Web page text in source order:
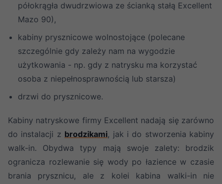
półokrągła dwudrzwiowa ze ścianką stałą Excellent
Mazo 90),
kabiny prysznicowe wolnostojące (polecane
szczególnie gdy zależy nam na wygodzie
użytkowania - np. gdy z natrysku ma korzystać
osoba z niepełnosprawnością lub starsza)
drzwi do prysznicowe.
Kabiny natryskowe firmy Excellent nadają się zarówno
do instalacji z brodzikami, jak i do stworzenia kabiny
walk-in. Obydwa typy mają swoje zalety: brodzik
ogranicza rozlewanie się wody po łazience w czasie
brania prysznicu, ale z kolei kabina walki-in nie